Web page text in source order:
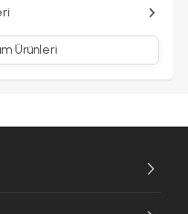
Ürünleri